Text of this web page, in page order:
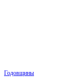
Годовщины